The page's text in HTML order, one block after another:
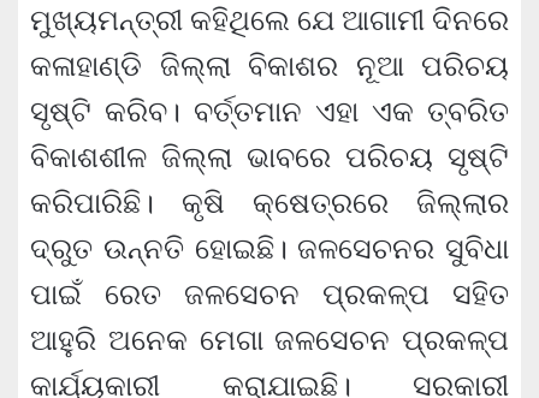
ମୁଖ୍ୟମନ୍ତ୍ରୀ କହିଥିଲେ ଯେ ଆଗାମୀ ଦିନରେ
କଳାହାଣ୍ଡି ଜିଲ୍ଲା ବିକାଶର ନୂଆ ପରିଚୟ
ସୃଷ୍ଟି କରିବ। ବର୍ତ୍ତମାନ ଏହା ଏକ ତ୍ବରିତ
ବିକାଶଶୀଳ ଜିଲ୍ଲା ଭାବରେ ପରିଚୟ ସୃଷ୍ଟି
କରିପାରିଛି। କୃଷି କ୍ଷେତ୍ରରେ ଜିଲ୍ଲାର
ଦ୍ରୁତ ଉନ୍ନତି ହୋଇଛି। ଜଳସେଚନର ସୁବିଧା
ପାଇଁ ରେତ ଜଳସେଚନ ପ୍ରକଳ୍ପ ସହିତ
ଆହୁରି ଅନେକ ମେଗା ଜଳସେଚନ ପ୍ରକଳ୍ପ
କାର୍ଯ୍ୟକାରୀ କରାଯାଇଛି। ସରକାରୀ